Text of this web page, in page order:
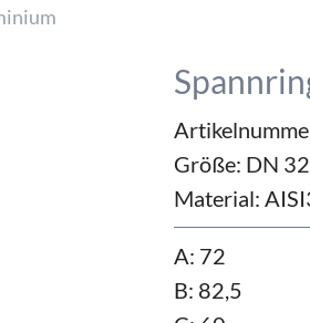
Größe: DN
Material:
A: 72
B: 82,5